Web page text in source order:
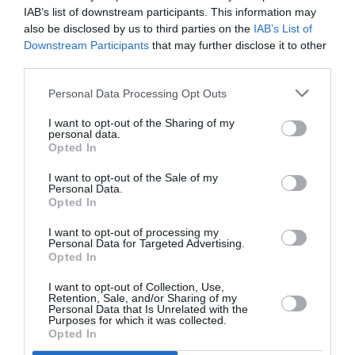
IAB’s list of downstream participants. This information may
also be disclosed by us to third parties on the IAB’s List of
Downstream Participants that may further disclose it to other
Personal Data Processing Opt Outs
I want to opt-out of the Sharing of my
personal data.
Opted In
I want to opt-out of the Sale of my
Personal Data.
Opted In
I want to opt-out of processing my
Personal Data for Targeted Advertising.
Opted In
I want to opt-out of Collection, Use,
Retention, Sale, and/or Sharing of my
Personal Data that Is Unrelated with the
Purposes for which it was collected.
Opted In
επανεκκίνησης του κόμματος βρίσκονται αυτή την
περίοδο στελέχη...
Στην Κ.Ο του ΠΑΣΟΚ – ΚΙΝΑΛ η
Ράνια Θρασκιά
17/02/2025 14:56